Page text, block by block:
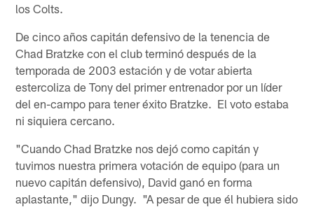
los Colts.
De cinco años capitán defensivo de la tenencia de
Chad Bratzke con el club terminó después de la
temporada de 2003 estación y de votar abierta
estercoliza de Tony del primer entrenador por un líder
del en-campo para tener éxito Bratzke. El voto estaba
ni siquiera cercano.
"Cuando Chad Bratzke nos dejó como capitán y
tuvimos nuestra primera votación de equipo (para un
nuevo capitán defensivo), David ganó en forma
aplastante," dijo Dungy. "A pesar de que él hubiera sido